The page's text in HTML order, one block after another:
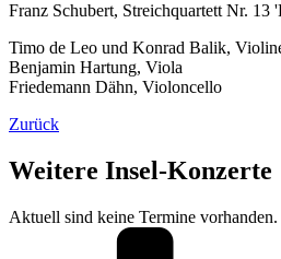
Franz Schubert, Streichquartett Nr. 13
Timo de Leo und Konrad Balik,
Benjamin Hartung, Viola
Friedemann Dähn, Violoncello
Zurück
Weitere Insel-Konzerte
Aktuell sind keine Termine vorhanden.